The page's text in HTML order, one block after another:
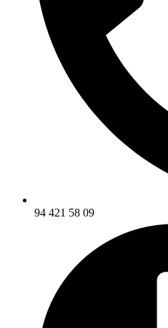
94 421 58 09